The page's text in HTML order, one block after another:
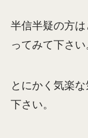
半信半疑の方
ってみて下さい
とにかく気楽
下さい。